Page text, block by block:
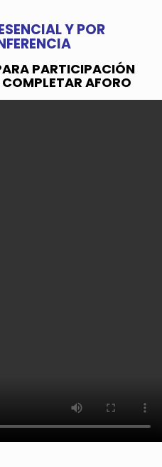
Y POR
PARTICIPACIÓN
AFORO